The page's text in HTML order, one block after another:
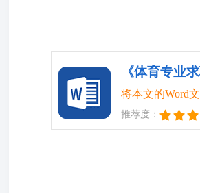
《体育专业
将本文的Word
推荐度：